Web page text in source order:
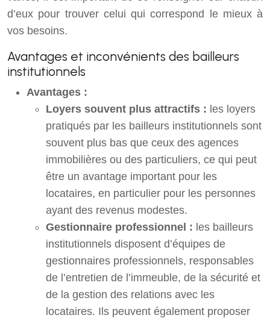
d’eux pour trouver celui qui correspond le mieux à
vos besoins.
Avantages et inconvénients des bailleurs
institutionnels
Avantages :
Loyers souvent plus attractifs : les loyers
pratiqués par les bailleurs institutionnels sont
souvent plus bas que ceux des agences
immobilières ou des particuliers, ce qui peut
être un avantage important pour les
locataires, en particulier pour les personnes
ayant des revenus modestes.
Gestionnaire professionnel : les bailleurs
institutionnels disposent d’équipes de
gestionnaires professionnels, responsables
de l’entretien de l’immeuble, de la sécurité et
de la gestion des relations avec les
locataires. Ils peuvent également proposer